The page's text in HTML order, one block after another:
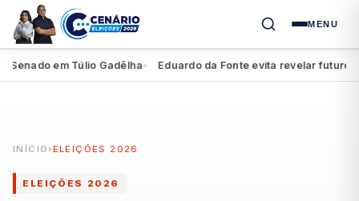
MENU
em Túlio Gadêlha● Eduardo da Fonte evita revelar futuro de
INÍCIO ›ELEIÇÕES 2026
ELEIÇÕES 2026